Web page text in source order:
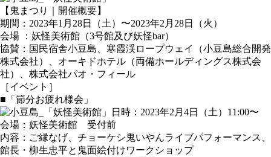
【鬼まつり｜開催概要】
期間：2023年1月28日（土）〜2023年2月28日（火）
会場 ：妖怪美術館（3号館及び妖怪bar）
協賛：国民宿舎小豆島、寒霞渓ロープウェイ（小豆島総合開発
株式会社）、オーキドホテル（両備ホールディングス株式会
社）、株式会社パオ・フィール
［イベント］
■「節分お疲れ様会」
日時：2023年2月4日（土）11:00〜
会場：妖怪美術館 受付前
内容：ご縁なげ、チョーケシ鬼いやんライブパフォーマンス、
館長・柳生忠平と鬼面絵付けワークショップ